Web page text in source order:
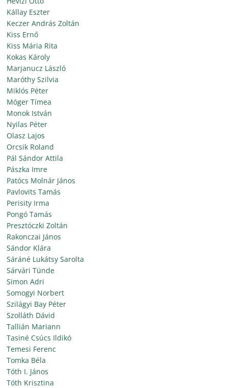
Kállay Eszter
Keczer András Zoltán
Kiss Ernő
Kiss Mária Rita
Kokas Károly
Marjanucz László
Maróthy Szilvia
Miklós Péter
Móger Tímea
Monok István
Nyilas Péter
Olasz Lajos
Orcsik Roland
Pál Sándor Attila
Pászka Imre
Patócs Molnár János
Pavlovits Tamás
Perisity Irma
Pongó Tamás
Presztóczki Zoltán
Rakonczai János
Sándor Klára
Sáráné Lukátsy Sarolta
Sárvári Tünde
Simon Adri
Somogyi Norbert
Szilágyi Bay Péter
Szolláth Dávid
Tallián Mariann
Tasiné Csúcs Ildikó
Temesi Ferenc
Tomka Béla
Tóth I. János
Tóth Krisztina